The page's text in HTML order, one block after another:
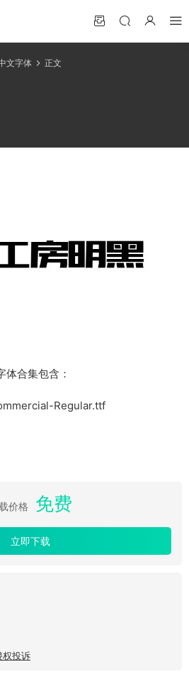
文字体 正文
体合集包含：
Regular.ttf
价格 免费
立即下载
权投诉